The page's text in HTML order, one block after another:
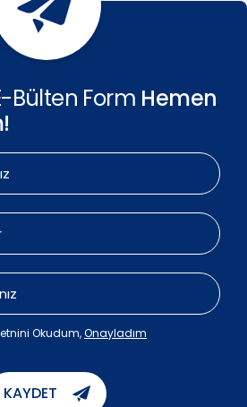
Bülten Form Hemen
Okudum,Onayladım
KAYDET